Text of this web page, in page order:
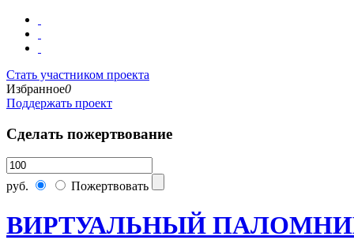
Стать участником проекта
Избранное0
Поддержать проект
Сделать пожертвование
руб. Пожертвовать
ВИРТУАЛЬНЫЙ